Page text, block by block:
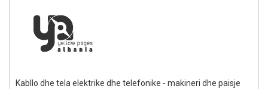
Kabllo dhe tela elektrike dhe telefonike - makineri dhe paisje